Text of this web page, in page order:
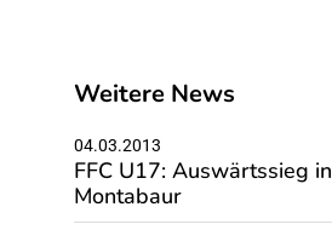
Weitere News
04.03.2013
FFC U17: Auswärtssieg in
Montabaur